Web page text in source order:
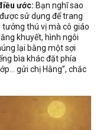
ước: Bạn nghĩ sao
sử dụng để trang
thú vị mà cô giáo
khuyết, hình ngôi
lại bằng một sợi
bìa khác đặt phía
gửi chị Hằng”, chắc